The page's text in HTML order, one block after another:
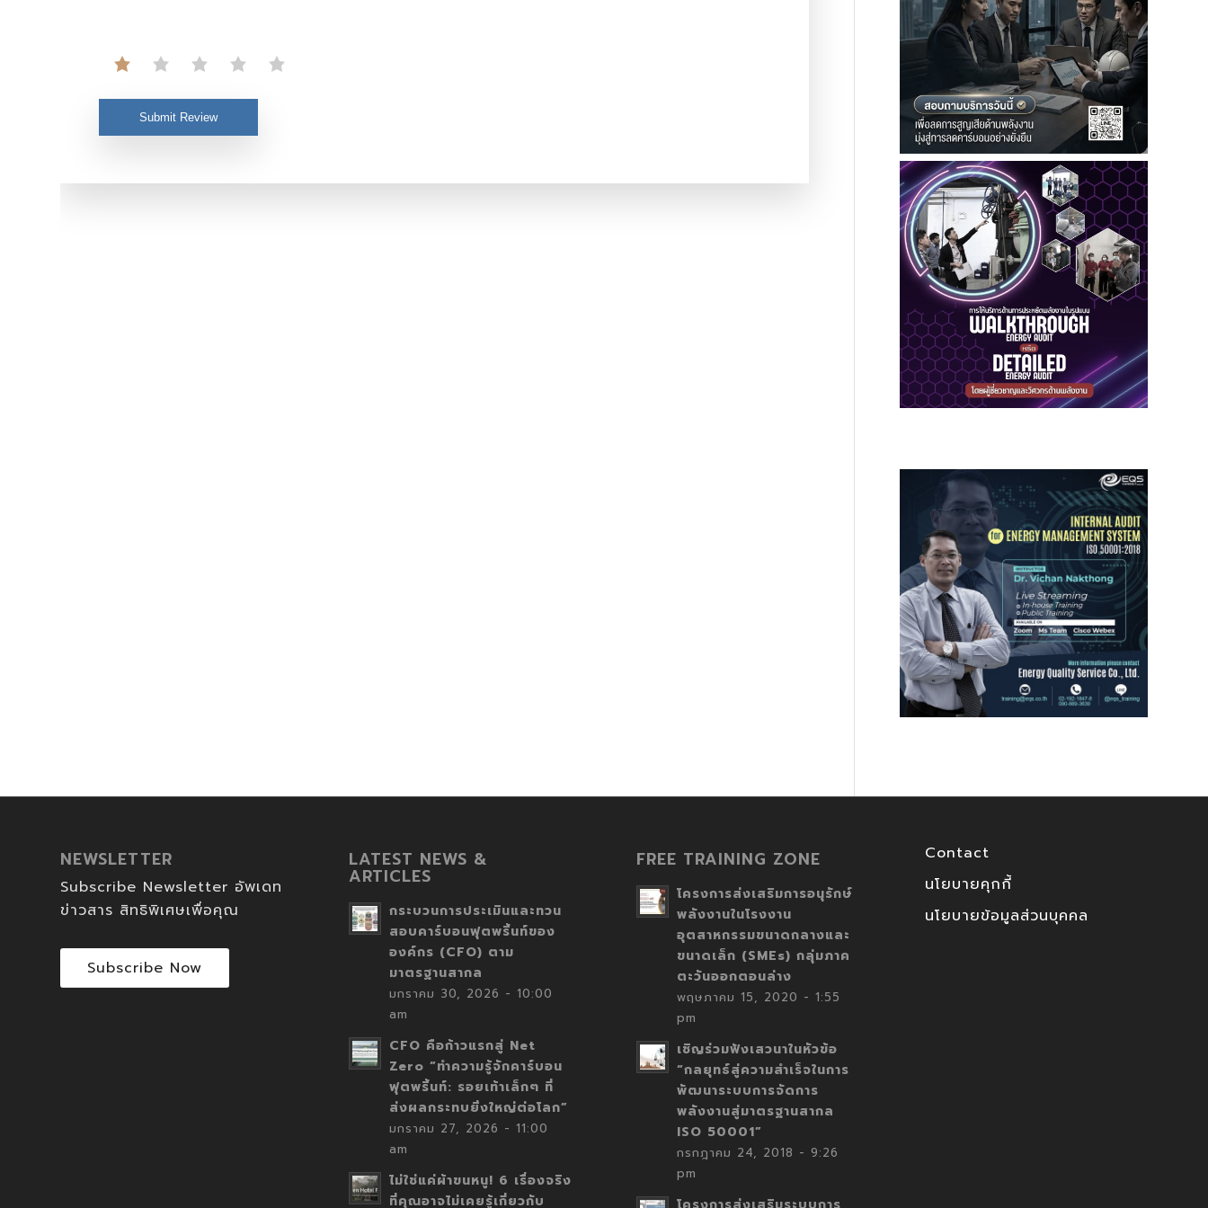
Submit Review
NEWSLETTER
Subscribe Newsletter อัพเดท
ข่าวสาร สิทธิพิเศษเพื่อคุณ
Subscribe Now
LATEST NEWS &
ARTICLES
กระบวนการประเมินและทวน
สอบคาร์บอนฟุตพริ้นท์ของ
องค์กร (CFO) ตาม
มาตรฐานสากล
มกราคม 30, 2026 - 10:00
am
CFO คือก้าวแรกสู่ Net
Zero “ทำความรู้จักคาร์บอน
ฟุตพริ้นท์: รอยเท้าเล็กๆ ที่
ส่งผลกระทบยิ่งใหญ่ต่อโลก”
มกราคม 27, 2026 - 11:00
am
ไม่ใช่แค่ผ้าขนหนู! 6 เรื่องจริง
ที่คุณอาจไม่เคยรู้เกี่ยวกับ
FREE TRAINING ZONE
โครงการส่งเสริมการอนุรักษ์
พลังงานในโรงงาน
อุตสาหกรรมขนาดกลางและ
ขนาดเล็ก (SMEs) กลุ่มภาค
ตะวันออกตอนล่าง
พฤษภาคม 15, 2020 - 1:55
pm
เชิญร่วมฟังเสวนาในหัวข้อ
“กลยุทธ์สู่ความสำเร็จในการ
พัฒนาระบบการจัดการ
พลังงานสู่มาตรฐานสากล
ISO 50001”
กรกฎาคม 24, 2018 - 9:26
pm
Contact
นโยบายคุกกี้
นโยบายข้อมูลส่วนบุคคล